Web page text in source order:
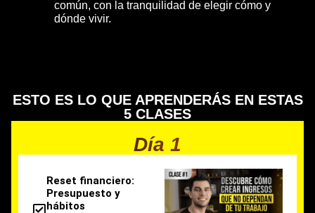
común, con la tranquilidad de elegir cómo y
dónde vivir.
ESTO ES LO QUE APRENDERÁS EN ESTAS
5 CLASES
Día 1
Reset financiero:
Presupuesto y
hábitos